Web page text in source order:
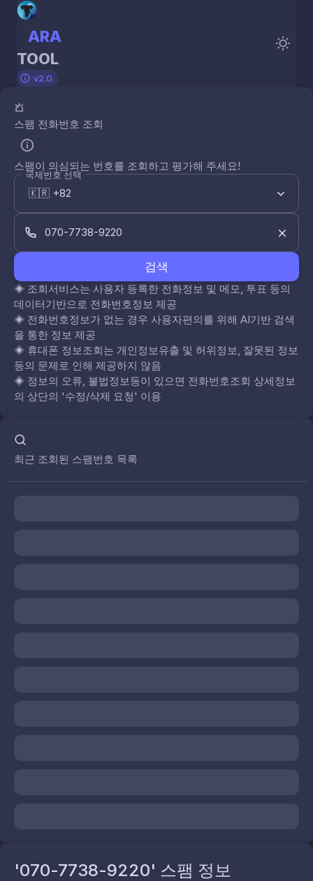
ARA
TOOL
v2.0
스팸 전화번호 조회
스팸이 의심되는 번호를 조회하고 평가해 주세요!
국제번호 선택
검색
◈ 조회서비스는 사용자 등록한 전화정보 및 메모, 투표 등의
데이터기반으로 전화번호정보 제공
◈ 전화번호정보가 없는 경우 사용자편의를 위해 AI기반 검색
을 통한 정보 제공
◈ 휴대폰 정보조회는 개인정보유출 및 허위정보, 잘못된 정보
등의 문제로 인해 제공하지 않음
◈ 정보의 오류, 불법정보등이 있으면 전화번호조회 상세정보
의 상단의 '수정/삭제 요청' 이용
최근 조회된 스팸번호 목록
'070-7738-9220' 스팸 정보